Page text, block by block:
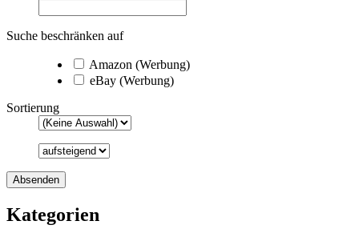
Suche beschränken auf
Amazon (Werbung)
eBay (Werbung)
Sortierung
Kategorien